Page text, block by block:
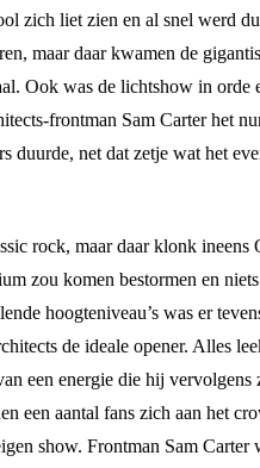
zich liet zien en al snel werd
maar daar kwamen de
Ook was de lichtshow in
frontman Sam Carter het
duurde, net dat zetje wat het
rock, maar daar klonk ineens
zou komen bestormen en
hoogteniveau’s was er
de ideale opener. Alles
een energie die hij
een aantal fans zich aan het
show. Frontman Sam